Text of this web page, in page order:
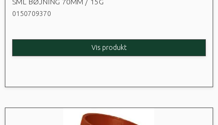
SML BØJNING 70MM / 15G
0150709370
Vis produkt